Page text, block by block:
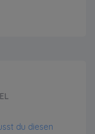
du diesen